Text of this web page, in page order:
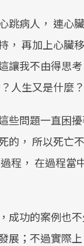
跳病人， 連心
， 再加上心臟
讓我不由得思
人生又是什麼？
些問題一直困
的， 所以死亡
程， 在過程當
成功的案例也
展；不過實際